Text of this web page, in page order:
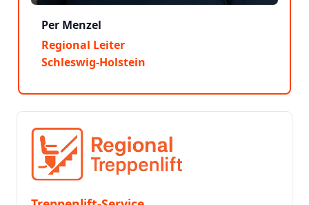
Per Menzel
Regional Leiter
Schleswig-Holstein